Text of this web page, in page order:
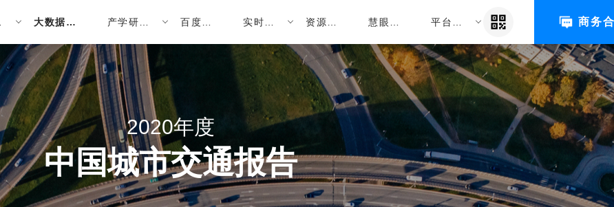
大数据报
告
产学研合
作
百度迁 实时交
通
资源中
心
慧眼动
态
平台登
录
商务
2020年度
中国城市交通报告